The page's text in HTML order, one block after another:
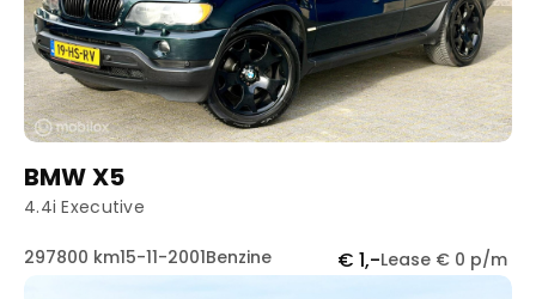
BMW X5
4.4i Executive
297800 km15-11-2001Benzine € 1,-Lease € 0 p/m